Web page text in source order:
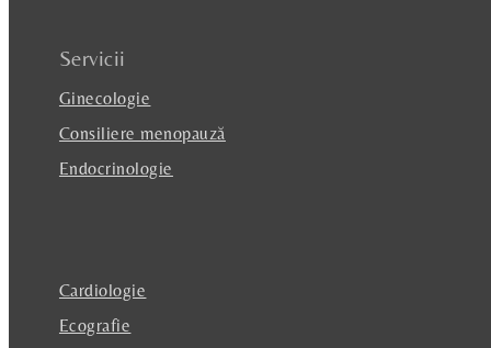
Servicii
Ginecologie
Consiliere menopauză
Endocrinologie
Cardiologie
Ecografie